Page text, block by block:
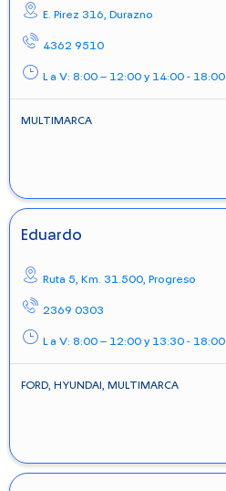
E. Pirez 316, Durazno
4362 9510
L a V: 8:00 – 12:00 y 14:00 - 18:00
MULTIMARCA
Eduardo
Ruta 5, Km. 31.500, Progreso
2369 0303
L a V: 8:00 – 12:00 y 13:30 - 18:00
FORD, HYUNDAI, MULTIMARCA